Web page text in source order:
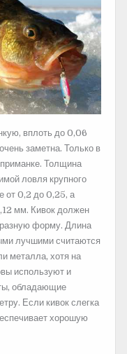
вплоть до 0,06
заметна. Только в
Толщина
ловля крупного
от 0,2 до 0,25, а
мм. Кивок должен
форму. Длина
лучшими считаются
металла, хотя на
используют и
обладающие
Если кивок слегка
хорошую